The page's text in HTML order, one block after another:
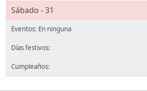
Sábado - 31